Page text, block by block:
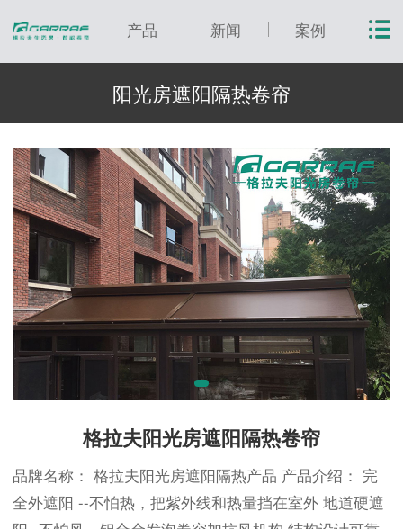
产品 新闻 案例
阳光房遮阳隔热卷帘
格拉夫阳光房遮阳隔热卷帘
品牌名称： 格拉夫阳光房遮阳隔热产品 产品介绍： 完
全外遮阳 --不怕热，把紫外线和热量挡在室外 地道硬遮